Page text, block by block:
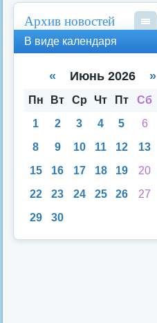
Архив новостей
спи
В виде календаря
« Июнь 2026 »
Пн Вт Ср Чт Пт Сб
1
2 3 4 5 6
8
9 10 11 12 13
15
16 17 18 19 20
22
23 24 25 26 27
29
30